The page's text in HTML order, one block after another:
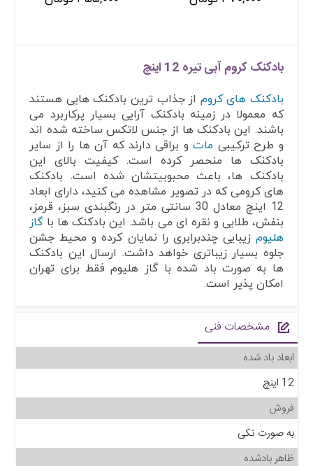
بادکنک کروم آبی تیره 12 اینچ
بادکنک های کروم از جذاب ترین بادکنک هایی هستند
که معمولا در زمینه بادکنک آرایی بسیار پرکاربرد می
باشند. این بادکنک ها از جنس لاتکس ساخته شده اند
و طرح ترکیبی ماتو براقی دارند که آن ها را از سایر
بادکنک ها منحصر کرده است. کیفیت بالای این
بادکنک ها، باعث محبوبیتشان شده است. بادکنک
های کرومی که در تصویر مشاهده می کنید، دارای ابعاد
12 اینچ معادل 30 سانتی متر در رنگبندی سبز، قرمز،
بنفش، طلایی و نقره ای می باشد. این بادکنک ها با گاز
هلیوم زیبایی چندبرابری را نمایان کرده و محیط جشن
جلوه بسیار زیباتری خواهد داشت. ارسال این بادکنک
ها به صورت باد شده با گاز هلیوم فقط برای تهران
امکان پذیر است.
مشخصات فنی
ابعاد باد شده
12 اینچ
فروش
به صورت تکی
ظاهر بادشده